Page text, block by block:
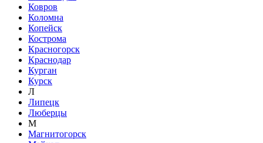
Ковров
Коломна
Копейск
Кострома
Красногорск
Краснодар
Курган
Курск
Л
Липецк
Люберцы
М
Магнитогорск